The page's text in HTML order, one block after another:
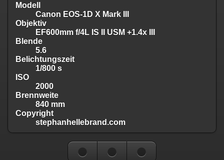
Modell
Canon EOS-1D X Mark III
Objektiv
EF600mm f/4L IS II USM +1.4x III
Blende
5.6
Belichtungszeit
1/800 s
ISO
2000
Brennweite
840 mm
Copyright
stephanhellebrand.com